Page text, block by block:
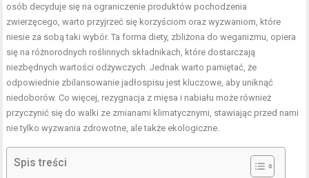
osób decyduje się na ograniczenie produktów pochodzenia
zwierzęcego, warto przyjrzeć się korzyściom oraz wyzwaniom, które
niesie za sobą taki wybór. Ta forma diety, zbliżona do weganizmu, opiera
się na różnorodnych roślinnych składnikach, które dostarczają
niezbędnych wartości odżywczych. Jednak warto pamiętać, że
odpowiednie zbilansowanie jadłospisu jest kluczowe, aby uniknąć
niedoborów. Co więcej, rezygnacja z mięsa i nabiału może również
przyczynić się do walki ze zmianami klimatycznymi, stawiając przed nami
nie tylko wyzwania zdrowotne, ale także ekologiczne.
Spis treści